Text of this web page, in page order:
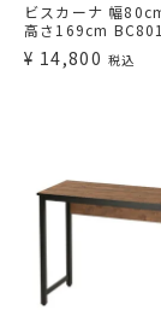
ビスカーナ 幅
高さ169cm
¥ 14,800 税込